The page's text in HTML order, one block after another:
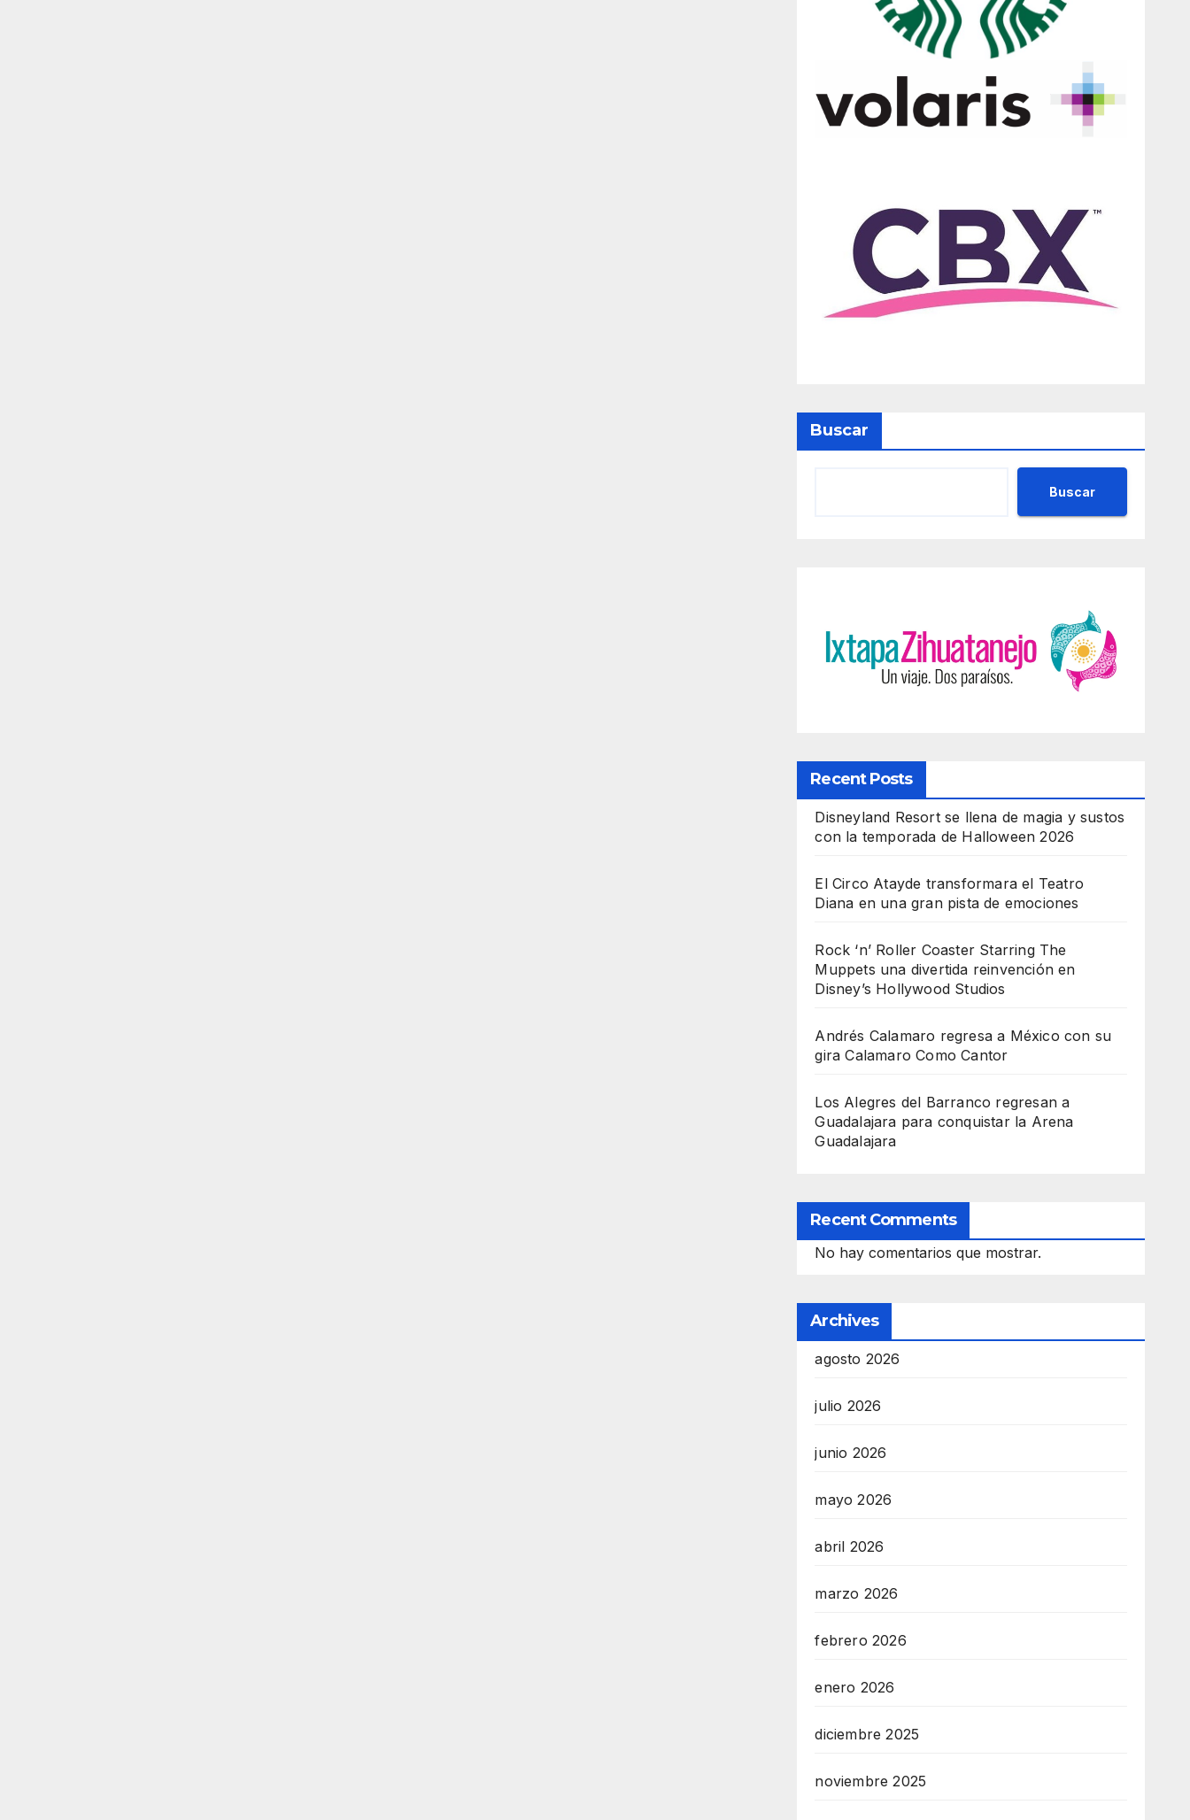
Buscar
Buscar
Recent Posts
Disneyland Resort se llena de magia y sustos
con la temporada de Halloween 2026
El Circo Atayde transformara el Teatro
Diana en una gran pista de emociones
Rock ‘n’ Roller Coaster Starring The
Muppets una divertida reinvención en
Disney’s Hollywood Studios
Andrés Calamaro regresa a México con su
gira Calamaro Como Cantor
Los Alegres del Barranco regresan a
Guadalajara para conquistar la Arena
Guadalajara
Recent Comments
No hay comentarios que mostrar.
Archives
agosto 2026
julio 2026
junio 2026
mayo 2026
abril 2026
marzo 2026
febrero 2026
enero 2026
diciembre 2025
noviembre 2025